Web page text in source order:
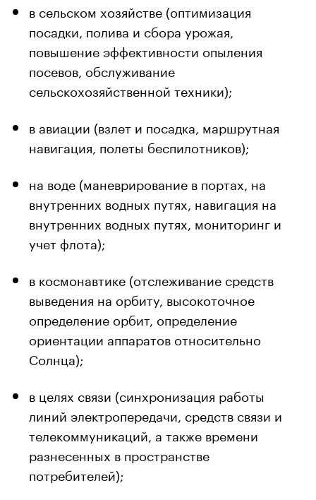
в сельском хозяйстве (оптимизация
посадки, полива и сбора урожая,
повышение эффективности опыления
посевов, обслуживание
сельскохозяйственной техники);
в авиации (взлет и посадка, маршрутная
навигация, полеты беспилотников);
на воде (маневрирование в портах, на
внутренних водных путях, навигация на
внутренних водных путях, мониторинг и
учет флота);
в космонавтике (отслеживание средств
выведения на орбиту, высокоточное
определение орбит, определение
ориентации аппаратов относительно
Солнца);
в целях связи (синхронизация работы
линий электропередачи, средств связи и
телекоммуникаций, а также времени
разнесенных в пространстве
потребителей);